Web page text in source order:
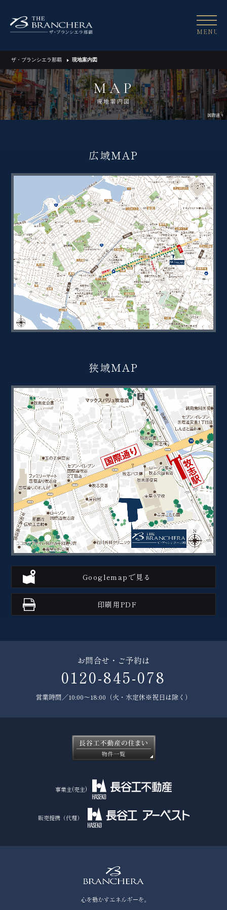
MENU
ザ・ブランシエラ那覇 現地案内図
国際通り
現地案内図
MAP
広域MAP
狭域MAP
Googlemapで見る
印刷用PDF
お問合せ・ご予約は
0120-845-078
営業時間／10:00～18:00（火・水定休※祝日は除く）
事業主(売主)
販売提携（代理）